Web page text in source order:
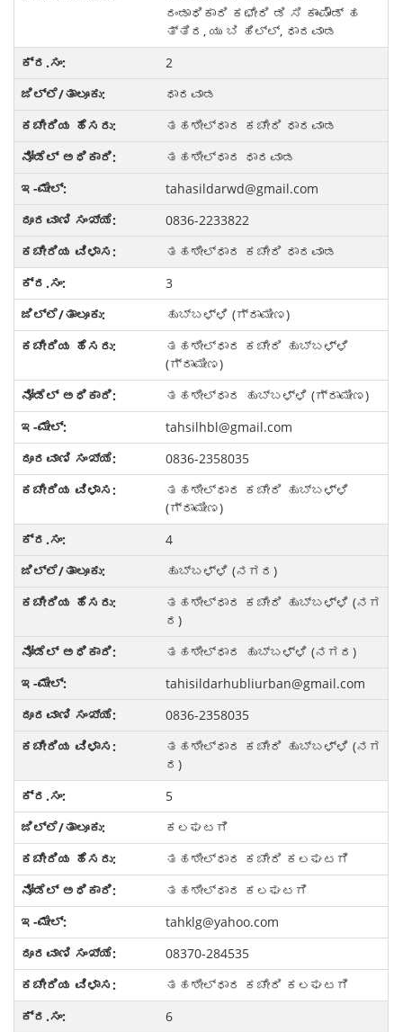
ದಂಡಾಧಿಕಾರಿ ಕಛೇರಿ ಡಿ ಸಿ ಕಾಂಪೌಂಡ್ ಹ
ತ್ತಿರ, ಯು ಬಿ ಹಿಲ್ಲ್, ಧಾರವಾಡ
2
ಧಾರವಾಡ
ತಹಶೀಲ್ಧಾರ ಕಚೇರಿ ಧಾರವಾಡ
ತಹಶೀಲ್ಧಾರ ಧಾರವಾಡ
tahasildarwd@gmail.com
0836-2233822
ತಹಶೀಲ್ಧಾರ ಕಚೇರಿ ಧಾರವಾಡ
3
ಹುಬ್ಬಳ್ಳಿ (ಗ್ರಾಮೀಣ)
ತಹಶೀಲ್ಧಾರ ಕಚೇರಿ ಹುಬ್ಬಳ್ಳಿ
(ಗ್ರಾಮೀಣ)
ತಹಶೀಲ್ಧಾರ ಹುಬ್ಬಳ್ಳಿ (ಗ್ರಾಮೀಣ)
tahsilhbl@gmail.com
0836-2358035
ತಹಶೀಲ್ಧಾರ ಕಚೇರಿ ಹುಬ್ಬಳ್ಳಿ
(ಗ್ರಾಮೀಣ)
4
ಹುಬ್ಬಳ್ಳಿ (ನಗರ)
ತಹಶೀಲ್ಧಾರ ಕಚೇರಿ ಹುಬ್ಬಳ್ಳಿ (ನಗ
ರ)
ತಹಶೀಲ್ಧಾರ ಹುಬ್ಬಳ್ಳಿ (ನಗರ)
tahisildarhubliurban@gmail.com
0836-2358035
ತಹಶೀಲ್ಧಾರ ಕಚೇರಿ ಹುಬ್ಬಳ್ಳಿ (ನಗ
ರ)
5
ಕಲಘಟಗಿ
ತಹಶೀಲ್ಧಾರ ಕಚೇರಿ ಕಲಘಟಗಿ
ತಹಶೀಲ್ಧಾರ ಕಲಘಟಗಿ
tahklg@yahoo.com
08370-284535
ತಹಶೀಲ್ಧಾರ ಕಚೇರಿ ಕಲಘಟಗಿ
6